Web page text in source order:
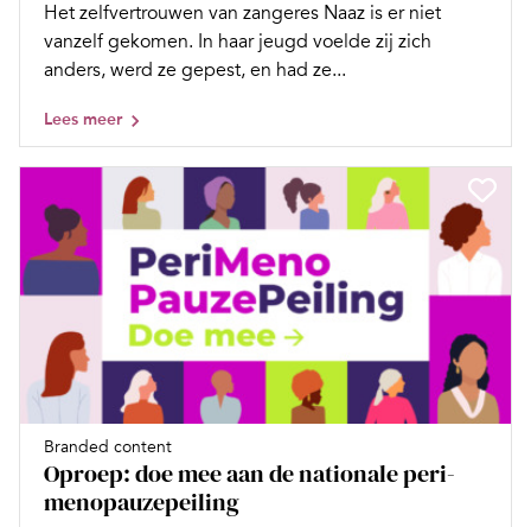
Het zelfvertrouwen van zangeres Naaz is er niet
vanzelf gekomen. In haar jeugd voelde zij zich
anders, werd ze gepest, en had ze...
Lees meer
Branded content
Oproep: doe mee aan de nationale peri-
menopauzepeiling